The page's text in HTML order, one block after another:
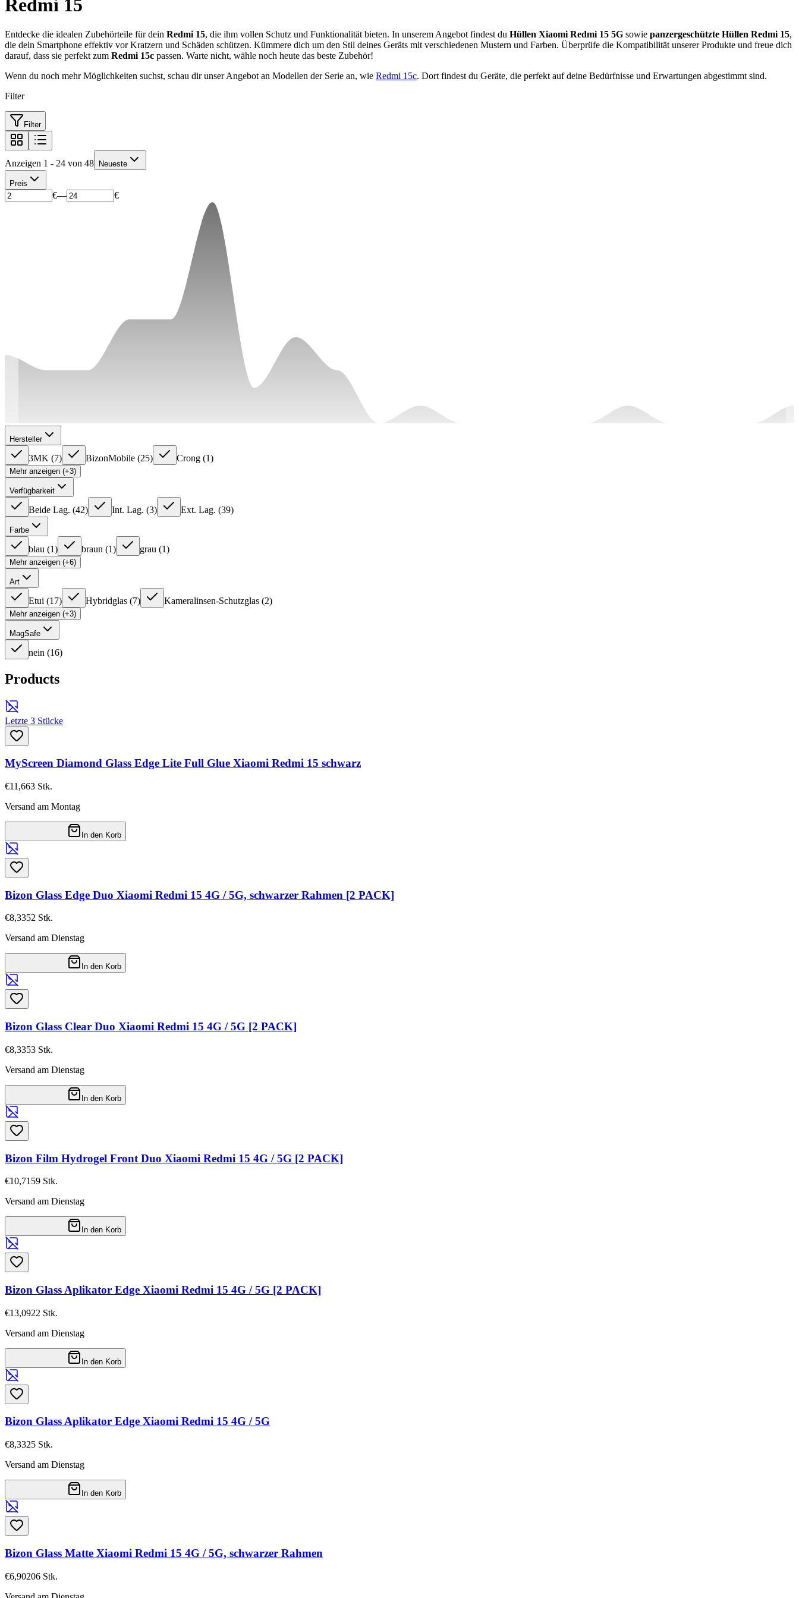
Redmi 15
Entdecke die idealen Zubehörteile für dein Redmi 15, die ihm vollen Schutz und Funktionalität bieten. In unserem Angebot findest du Hüllen Xiaomi Redmi 15 5G sowie panzergeschützte Hüllen Redmi 15,
die dein Smartphone effektiv vor Kratzern und Schäden schützen. Kümmere dich um den Stil deines Geräts mit verschiedenen Mustern und Farben. Überprüfe die Kompatibilität unserer Produkte und freue dich
darauf, dass sie perfekt zum Redmi 15c passen. Warte nicht, wähle noch heute das beste Zubehör!
Wenn du noch mehr Möglichkeiten suchst, schau dir unser Angebot an Modellen der Serie an, wie Redmi 15c. Dort findest du Geräte, die perfekt auf deine Bedürfnisse und Erwartungen abgestimmt sind.
Filter
Filter
Anzeigen 1 - 24 von 48 Neueste
Preis
€— €
Hersteller
3MK (7) BizonMobile (25) Crong (1)
Mehr anzeigen (+3)
Verfügbarkeit
Beide Lag. (42) Int. Lag. (3) Ext. Lag. (39)
Farbe
blau (1) braun (1) grau (1)
Mehr anzeigen (+6)
Art
Etui (17) Hybridglas (7) Kameralinsen-Schutzglas (2)
Mehr anzeigen (+3)
MagSafe
nein (16)
Products
Letzte 3 Stücke
MyScreen Diamond Glass Edge Lite Full Glue Xiaomi Redmi 15 schwarz
€11,663 Stk.
Versand am Montag
In den Korb
Bizon Glass Edge Duo Xiaomi Redmi 15 4G / 5G, schwarzer Rahmen [2 PACK]
€8,3352 Stk.
Versand am Dienstag
In den Korb
Bizon Glass Clear Duo Xiaomi Redmi 15 4G / 5G [2 PACK]
€8,3353 Stk.
Versand am Dienstag
In den Korb
Bizon Film Hydrogel Front Duo Xiaomi Redmi 15 4G / 5G [2 PACK]
€10,71 59 Stk.
Versand am Dienstag
In den Korb
Bizon Glass Aplikator Edge Xiaomi Redmi 15 4G / 5G [2 PACK]
€13,0922 Stk.
Versand am Dienstag
In den Korb
Bizon Glass Aplikator Edge Xiaomi Redmi 15 4G / 5G
€8,3325 Stk.
Versand am Dienstag
In den Korb
Bizon Glass Matte Xiaomi Redmi 15 4G / 5G, schwarzer Rahmen
€6,90206 Stk.